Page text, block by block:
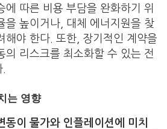
에 따른 비용 부담을 완화하기 위
을 높이거나, 대체 에너지원을 찾
해야 한다. 또한, 장기적인 계약을
의 리스크를 최소화할 수 있는 전
는 영향
동이 물가와 인플레이션에 미치